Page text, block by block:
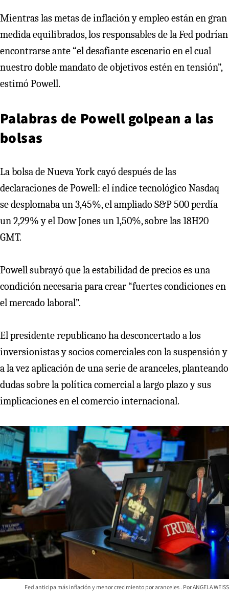
Mientras las metas de inflación y empleo están en gran
medida equilibrados, los responsables de la Fed podrían
encontrarse ante “el desafiante escenario en el cual
nuestro doble mandato de objetivos estén en tensión”,
estimó Powell.
Palabras de Powell golpean a las
bolsas
La bolsa de Nueva York cayó después de las
declaraciones de Powell: el índice tecnológico Nasdaq
se desplomaba un 3,45%, el ampliado S&P 500 perdía
un 2,29% y el Dow Jones un 1,50%, sobre las 18H20
GMT.
Powell subrayó que la estabilidad de precios es una
condición necesaria para crear “fuertes condiciones en
el mercado laboral”.
El presidente republicano ha desconcertado a los
inversionistas y socios comerciales con la suspensión y
a la vez aplicación de una serie de aranceles, planteando
dudas sobre la política comercial a largo plazo y sus
implicaciones en el comercio internacional.
Fed anticipa más inflación y menor crecimiento por aranceles ANGELA WEISS